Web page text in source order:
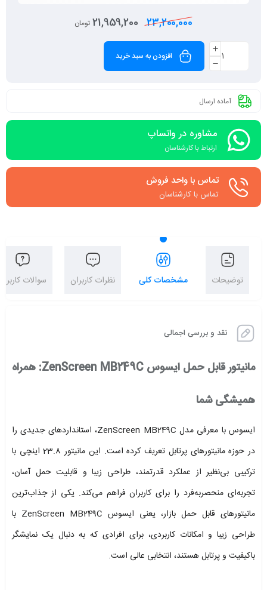
23,200,000
21,959,200 تومان
افزودن به سبد خرید
آماده ارسال
مشاوره در واتساپ
ارتباط با کارشناسان
تماس با واحد فروش
تماس با کارشناسان
توضیحات مشخصات کلی نظرات کاربران سوالات
نقد و بررسی اجمالی
مانیتور قابل حمل ایسوس ZenScreen MB249C: همراه
همیشگی شما
ایسوس با معرفی مدل ZenScreen MB249C، استانداردهای جدیدی را
در حوزه مانیتورهای پرتابل تعریف کرده است. این مانیتور 23.8 اینچی با
ترکیبی بی‌نظیر از عملکرد قدرتمند، طراحی زیبا و قابلیت حمل آسان،
تجربه‌ای منحصربه‌فرد را برای کاربران فراهم می‌کند. یکی از جذاب‌ترین
مانیتورهای قابل حمل بازار، یعنی ایسوس ZenScreen MB249C با
طراحی زیبا و امکانات کاربردی، برای افرادی که به دنبال یک نمایشگر
باکیفیت و پرتابل هستند، انتخابی عالی است.